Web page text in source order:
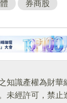
券商股
知識產權為財華
未經許可，禁止